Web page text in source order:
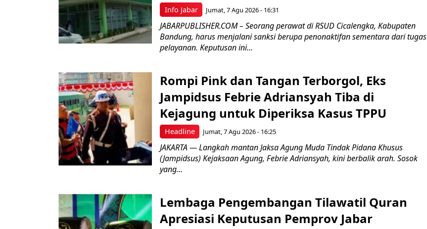
Info Jabar Jumat, 7 Agu 2026 - 16:31
JABARPUBLISHER.COM – Seorang perawat di RSUD Cicalengka, Kabupaten
Bandung, harus menjalani sanksi berupa penonaktifan sementara dari tugas
pelayanan. Keputusan ini...
Headline
Rompi Pink dan Tangan Terborgol, Eks
Jampidsus Febrie Adriansyah Tiba di
Kejagung untuk Diperiksa Kasus TPPU
Jumat, 7 Agu 2026 - 16:25
JAKARTA — Langkah mantan Jaksa Agung Muda Tindak Pidana Khusus
(Jampidsus) Kejaksaan Agung, Febrie Adriansyah, kini berbalik arah. Sosok
yang...
Lembaga Pengembangan Tilawatil Quran
Apresiasi Keputusan Pemprov Jabar